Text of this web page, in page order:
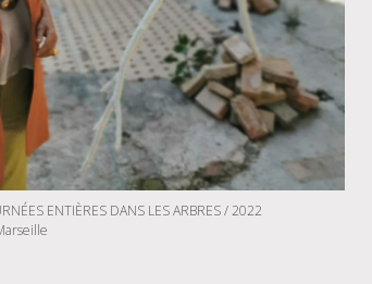
ENTIÈRES DANS LES ARBRES / 2022